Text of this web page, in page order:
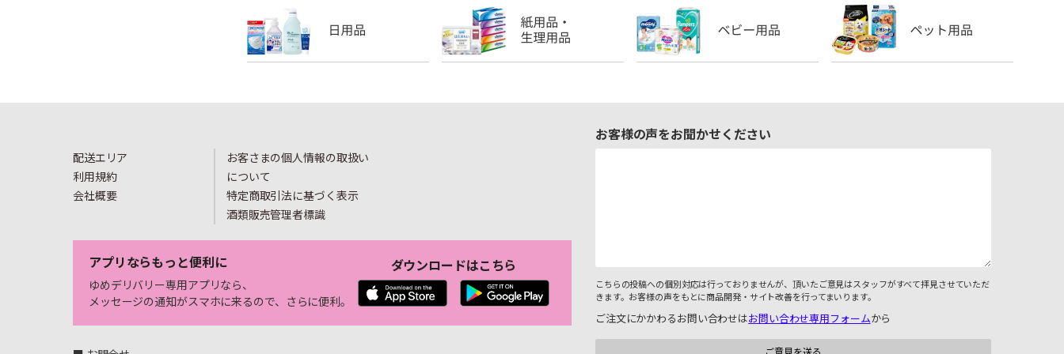
配送エリア
利用規約
会社概要
お客さまの個人情報の取扱い
について
特定商取引法に基づく表示
酒類販売管理者標識
アプリならもっと便利に
ゆめデリバリー専用アプリなら、
メッセージの通知がスマホに来るので、さらに便利。
ダウンロードはこちら
お客様の声をお聞かせください
こちらの投稿への個別対応は行っておりませんが、頂いたご意見はスタッフがすべて拝見させていただ
きます。お客様の声をもとに商品開発・サイト改善を行ってまいります。
ご注文にかかわるお問い合わせはお問い合わせ専用フォームから